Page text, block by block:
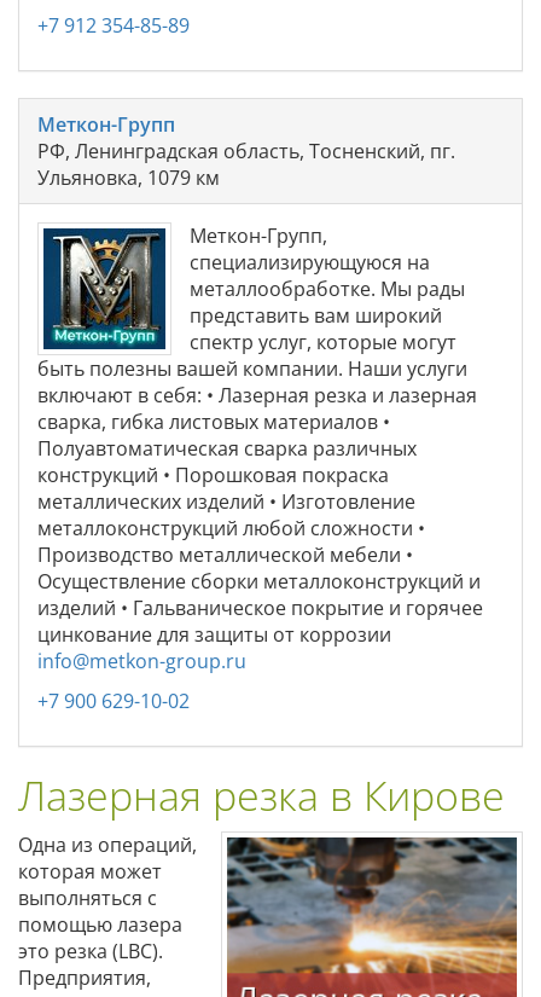
+7 912 354-85-89
Меткон-Групп
РФ, Ленинградская область, Тосненский, пг.
Ульяновка, 1079 км
Меткон-Групп,
специализирующуюся на
металлообработке. Мы рады
представить вам широкий
спектр услуг, которые могут
быть полезны вашей компании. Наши услуги
включают в себя: • Лазерная резка и лазерная
сварка, гибка листовых материалов •
Полуавтоматическая сварка различных
конструкций • Порошковая покраска
металлических изделий • Изготовление
металлоконструкций любой сложности •
Производство металлической мебели •
Осуществление сборки металлоконструкций и
изделий • Гальваническое покрытие и горячее
цинкование для защиты от коррозии
info@metkon-group.ru
+7 900 629-10-02
Лазерная резка в Кирове
Одна из операций,
которая может
выполняться с
помощью лазера
это резка (LBC).
Предприятия,